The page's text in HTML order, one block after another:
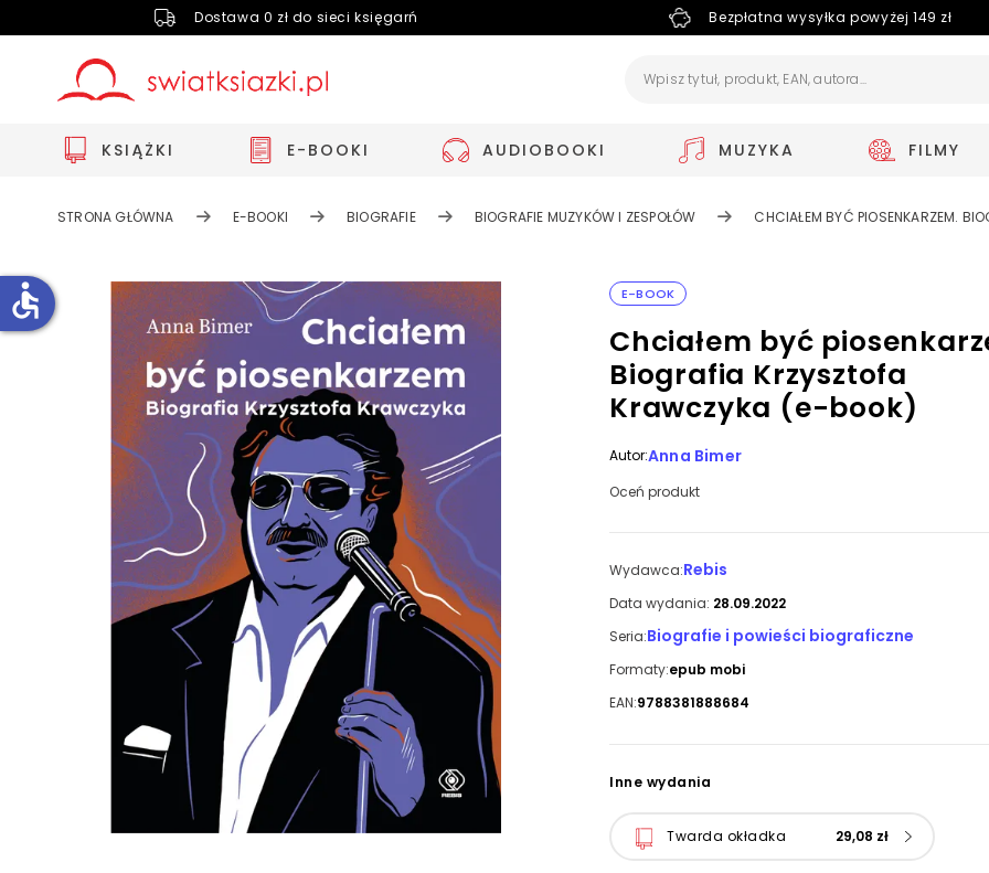
Dostawa 0 zł do sieci księgarń Bezpłatna wysyłka powyżej 149 zł
KSIĄŻKI E-BOOKI AUDIOBOOKI MUZYKA FILMY
STRONA GŁÓWNA E-BOOKI BIOGRAFIE BIOGRAFIE MUZYKÓW I ZESPOŁÓW CHCIAŁEM BYĆ PIOSENKARZEM.
E-BOOK
Chciałem być
Biografia Krzysztofa
Krawczyka (e-book)
Autor:Anna Bimer
Oceń produkt
Wydawca:Rebis
Data wydania: 28.09.2022
Seria:Biografie i powieści biograficzne
Formaty:epub mobi
EAN:9788381888684
Inne wydania
Twarda okładka 29,08 zł
accessible
Zwiększ rozmiar czcionki
Zmniejsz rozmiar czcionki
Odwróć kolory
Skala szarości
Powiększony kursor
Pomoc w czytaniu
Podkreślenie linków